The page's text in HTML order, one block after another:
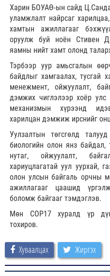
Харин БОУАӨ-ын сайд
уламжлалт найрсаг
хамтын ажиллагааг
оруулж буй ноён Стивен
яамны нийт хамт олонд
Тэрбээр уур амьсгалын
байдлыг хамгаалах, тусгай
менежмент, ойжуулалт,
дэмжих чиглэлээр хоёр
механизмын хүрээнд
харилцан дэмжиж ирснийг
Уулзалтын төгсгөлд
биологийн олон янз байдал,
нутаг, ойжуулалт,
хариуцлагатай уул уурхай,
олон улсын байгаль орчны
ажиллагааг цаашид
боломж байгааг тэмдэглэв.
Мөн СОР17 хуралд үр
тохиров.
Хуваалцах Жиргэх